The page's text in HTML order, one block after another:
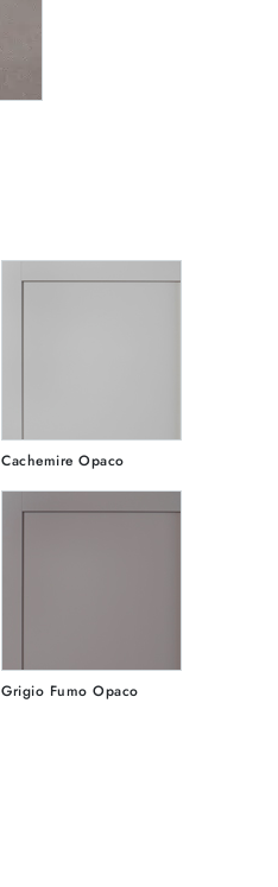
Cachemire Opaco
Grigio Fumo Opaco